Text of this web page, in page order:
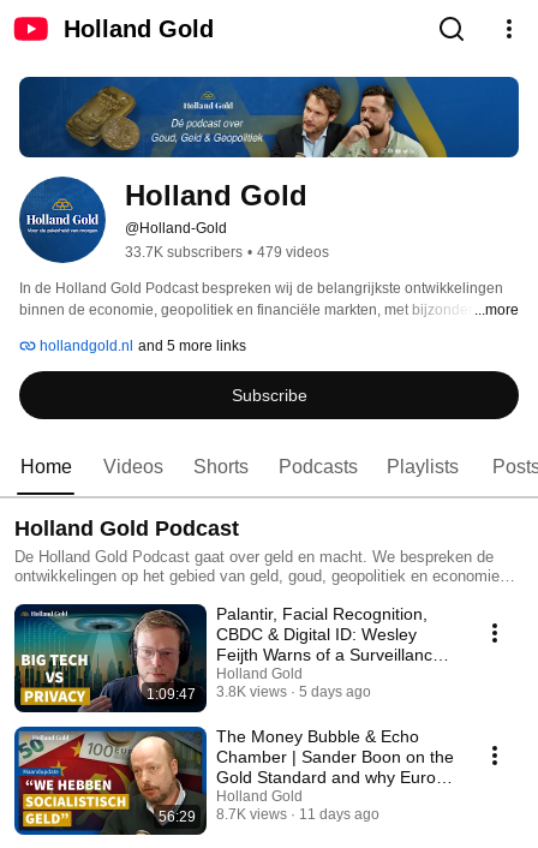
Holland Gold
Holland Gold
@Holland-Gold
33.7K subscribers • 479 videos
In de Holland Gold Podcast bespreken wij de belangrijkste ontwikkelingen
binnen de economie, geopolitiek en financiële markten, met bijzondere ...more
hollandgold.nl and 5 more links
Subscribe
Home Videos Shorts Podcasts Playlists
Holland Gold Podcast
De Holland Gold Podcast gaat over geld en macht. We bespreken de
ontwikkelingen op het gebied van geld, goud, geopolitiek en economie
economie en financiële markten, en hoe het de mogelijkheden van
burgers beïnvloedt om vermogen op te bouwen en hun vrijheid te
beschermen. Paul Buitink en Yael Potjer gaan in gesprek met
toonaangevende experts, politici en economen over de belangrijkste
thema’s van onze tijd.1:09:47
Palantir, Facial Recognition,
CBDC & Digital ID: Wesley
Feijth Warns of a Surveillance
State
Holland Gold
3.8K views
5 days ago
56:29
The Money Bubble & Echo
Chamber | Sander Boon on the
Gold Standard and why Europe
is stalling
Holland Gold
8.7K views
11 days ago